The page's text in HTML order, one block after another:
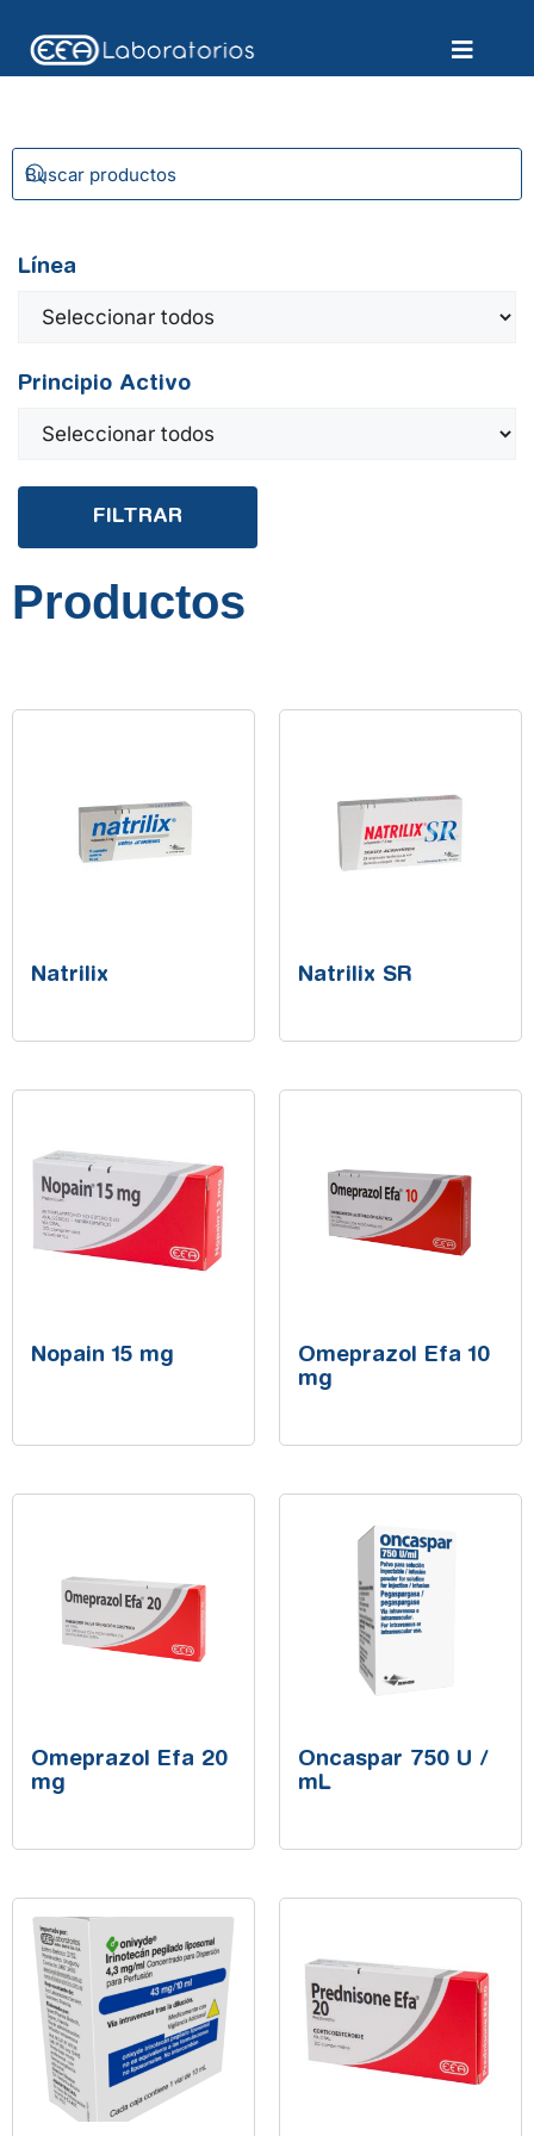
Línea
Principio Activo
FILTRAR
Productos
Natrilix Natrilix SR
Nopain 15 mg
Omeprazol Efa 10
mg
Omeprazol Efa 20
mg
Oncaspar 750 U /
mL